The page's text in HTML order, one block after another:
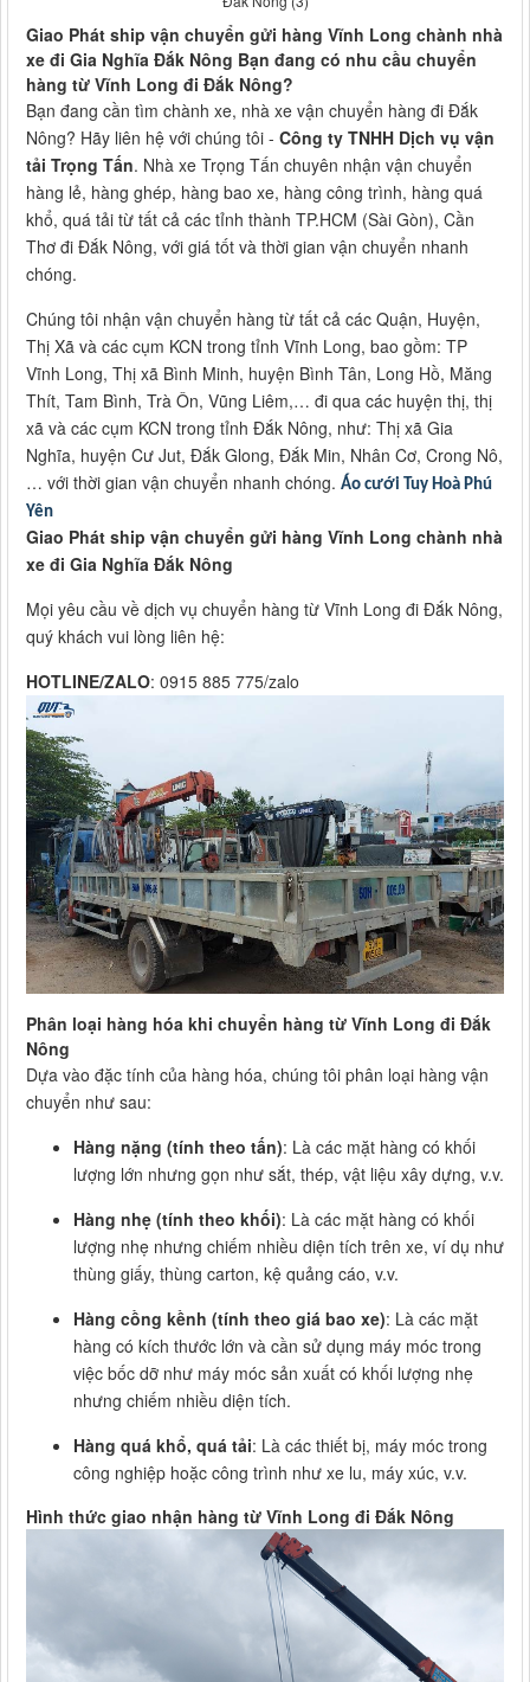
Giao Phát ship vận chuyển gửi hàng Vĩnh Long chành nhà
xe đi Gia Nghĩa Đắk Nông Bạn đang có nhu cầu chuyển
hàng từ Vĩnh Long đi Đắk Nông?
Bạn đang cần tìm chành xe, nhà xe vận chuyển hàng đi Đắk
Nông? Hãy liên hệ với chúng tôi - Công ty TNHH Dịch vụ vận
tải Trọng Tấn. Nhà xe Trọng Tấn chuyên nhận vận chuyển
hàng lẻ, hàng ghép, hàng bao xe, hàng công trình, hàng quá
khổ, quá tải từ tất cả các tỉnh thành TP.HCM (Sài Gòn), Cần
Thơ đi Đắk Nông, với giá tốt và thời gian vận chuyển nhanh
chóng.
Chúng tôi nhận vận chuyển hàng từ tất cả các Quận, Huyện,
Thị Xã và các cụm KCN trong tỉnh Vĩnh Long, bao gồm: TP
Vĩnh Long, Thị xã Bình Minh, huyện Bình Tân, Long Hồ, Măng
Thít, Tam Bình, Trà Ôn, Vũng Liêm,… đi qua các huyện thị, thị
xã và các cụm KCN trong tỉnh Đắk Nông, như: Thị xã Gia
Nghĩa, huyện Cư Jut, Đắk Glong, Đắk Min, Nhân Cơ, Crong Nô,
… với thời gian vận chuyển nhanh chóng. Áo cưới Tuy Hoà Phú
Yên
Giao Phát ship vận chuyển gửi hàng Vĩnh Long chành nhà
xe đi Gia Nghĩa Đắk Nông
Mọi yêu cầu về dịch vụ chuyển hàng từ Vĩnh Long đi Đắk Nông,
quý khách vui lòng liên hệ:
HOTLINE/ZALO: 0915 885 775/zalo
Phân loại hàng hóa khi chuyển hàng từ Vĩnh Long đi Đắk
Nông
Dựa vào đặc tính của hàng hóa, chúng tôi phân loại hàng vận
chuyển như sau:
Hàng nặng (tính theo tấn): Là các mặt hàng có khối
lượng lớn nhưng gọn như sắt, thép, vật liệu xây dựng, v.v.
Hàng nhẹ (tính theo khối): Là các mặt hàng có khối
lượng nhẹ nhưng chiếm nhiều diện tích trên xe, ví dụ như
thùng giấy, thùng carton, kệ quảng cáo, v.v.
Hàng cồng kềnh (tính theo giá bao xe): Là các mặt
hàng có kích thước lớn và cần sử dụng máy móc trong
việc bốc dỡ như máy móc sản xuất có khối lượng nhẹ
nhưng chiếm nhiều diện tích.
Hàng quá khổ, quá tải: Là các thiết bị, máy móc trong
công nghiệp hoặc công trình như xe lu, máy xúc, v.v.
Hình thức giao nhận hàng từ Vĩnh Long đi Đắk Nông